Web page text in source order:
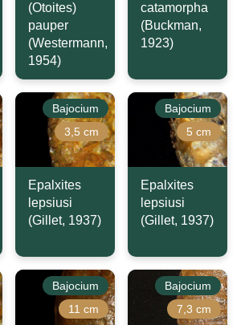
(Otoites)
pauper
(Westermann,
1954)
catamorpha
(Buckman,
1923)
Bajocium
3,5 cm
Epalxites
lepsiusi
(Gillet, 1937)
Bajocium
5 cm
Epalxites
lepsiusi
(Gillet, 1937)
Bajocium
11 cm
Bajocium
7,3 cm